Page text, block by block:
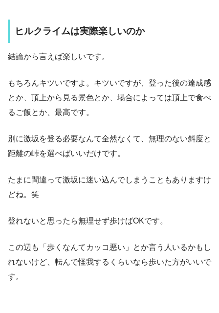
ヒルクライムは実際楽しいのか
結論から言えば楽しいです。
もちろんキツいですよ。キツいですが、登った後の達成感
とか、頂上から見る景色とか、場合によっては頂上で食べ
るご飯とか、最高です。
別に激坂を登る必要なんて全然なくて、無理のない斜度と
距離の峠を選べばいいだけです。
たまに間違って激坂に迷い込んでしまうこともありますけ
どね。笑
登れないと思ったら無理せず歩けばOKです。
この辺も「歩くなんてカッコ悪い」とか言う人いるかもし
れないけど、転んで怪我するくらいなら歩いた方がいいで
す。